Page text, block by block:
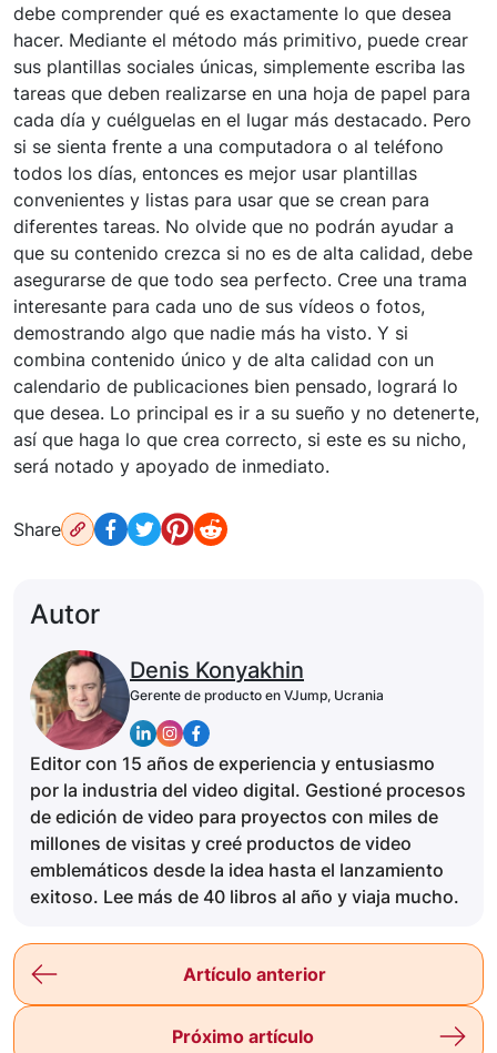
debe comprender qué es exactamente lo que desea
hacer. Mediante el método más primitivo, puede crear
sus plantillas sociales únicas, simplemente escriba las
tareas que deben realizarse en una hoja de papel para
cada día y cuélguelas en el lugar más destacado. Pero
si se sienta frente a una computadora o al teléfono
todos los días, entonces es mejor usar plantillas
convenientes y listas para usar que se crean para
diferentes tareas. No olvide que no podrán ayudar a
que su contenido crezca si no es de alta calidad, debe
asegurarse de que todo sea perfecto. Cree una trama
interesante para cada uno de sus vídeos o fotos,
demostrando algo que nadie más ha visto. Y si
combina contenido único y de alta calidad con un
calendario de publicaciones bien pensado, logrará lo
que desea. Lo principal es ir a su sueño y no detenerte,
así que haga lo que crea correcto, si este es su nicho,
será notado y apoyado de inmediato.
Share
Autor
Denis Konyakhin
Gerente de producto en VJump, Ucrania
Editor con 15 años de experiencia y entusiasmo
por la industria del video digital. Gestioné procesos
de edición de video para proyectos con miles de
millones de visitas y creé productos de video
emblemáticos desde la idea hasta el lanzamiento
exitoso. Lee más de 40 libros al año y viaja mucho.
Artículo anterior
Próximo artículo